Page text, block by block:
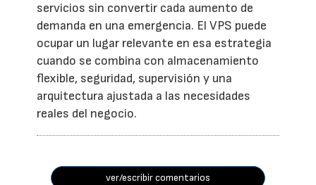
servicios sin convertir cada aumento de
demanda en una emergencia. El VPS puede
ocupar un lugar relevante en esa estrategia
cuando se combina con almacenamiento
flexible, seguridad, supervisión y una
arquitectura ajustada a las necesidades
reales del negocio.
ver/escribir comentarios